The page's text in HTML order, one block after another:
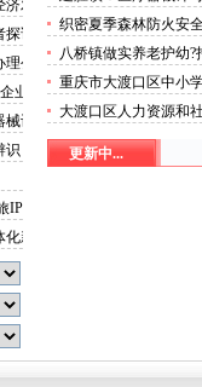
发
访
打公
业
许
识
区
IP
新
织密夏季森林防火安
八桥镇做实养老护幼?
可证幸福生活
重庆市大渡口区中小
市大渡口区普通中小
器械许可证办理公示
大渡口区人力资源和
可证办理公示
更新中...